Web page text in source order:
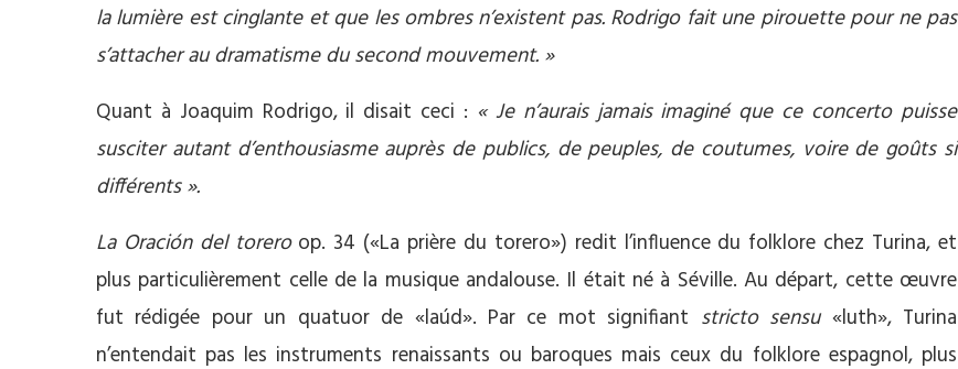
la lumière est cinglante et que les ombres n’existent pas. Rodrigo fait une pirouette pour ne pas
s’attacher au dramatisme du second mouvement. »
Quant à Joaquim Rodrigo, il disait ceci : « Je n’aurais jamais imaginé que ce concerto puisse
susciter autant d’enthousiasme auprès de publics, de peuples, de coutumes, voire de goûts si
différents ».
La Oración del toreroop. 34 («La prière du torero») redit l’influence du folklore chez Turina, et
plus particulièrement celle de la musique andalouse. Il était né à Séville. Au départ, cette œuvre
fut rédigée pour un quatuor de «laúd». Par ce mot signifiant stricto sensu«luth», Turina
n’entendait pas les instruments renaissants ou baroques mais ceux du folklore espagnol, plus